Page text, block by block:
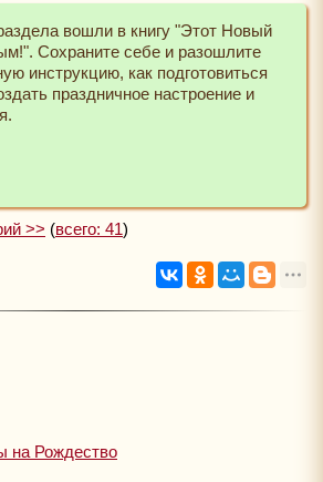
вошли в книгу "Этот Новый
Сохраните себе и разошлите
инструкцию, как подготовиться
праздничное настроение и
>> (всего: 41)
на Рождество